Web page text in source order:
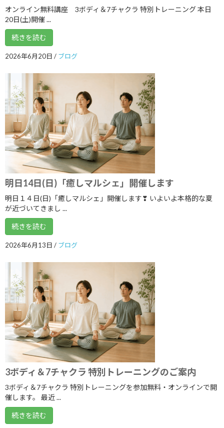
2024年1月
2023年12月
2023年11月
2023年10月
2023年8月
2023年7月
2023年6月
2023年5月
2023年4月
2023年3月
2023年2月
2023年1月
2022年12月
2022年10月
2022年9月
2022年8月
2022年7月
2022年6月
2022年5月
2022年4月
2022年2月
オンライン無料講座 3ボディ＆7チャクラ 特別トレーニング 本日
20日(土)開催 ...
続きを読む
2026年6月20日 / ブログ
明日14日(日)「癒しマルシェ」開催します
明日１４日(日)「癒しマルシェ」開催します❣ いよいよ本格的な夏
が近づいてきまし ...
続きを読む
2026年6月13日 / ブログ
3ボディ＆7チャクラ 特別トレーニングのご案内
3ボディ＆7チャクラ 特別トレーニングを参加無料・オンラインで開
催します。 最近 ...
続きを読む